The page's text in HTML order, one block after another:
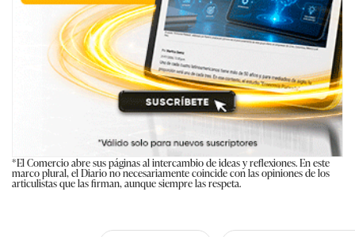
*El Comercio abre sus páginas al intercambio de ideas y reflexiones. En este
marco plural, el Diario no necesariamente coincide con las opiniones de los
articulistas que las firman, aunque siempre las respeta.